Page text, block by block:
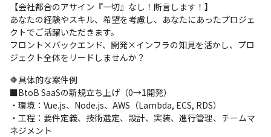
【会社都合のアサイン『一切』なし！断言します！】
あなたの経験やスキル、希望を考慮し、あなたにあったプロジェ
クトでご活躍いただきます。
フロント×バックエンド、開発×インフラの知見を活かし、プロ
ジェクト全体をリードしませんか？
🔶具体的な案件例
■BtoB SaaSの新規立ち上げ（0→1開発）
・環境：Vue.js、Node.js、AWS（Lambda, ECS, RDS）
・工程：要件定義、技術選定、設計、実装、進行管理、チームマ
ネジメント